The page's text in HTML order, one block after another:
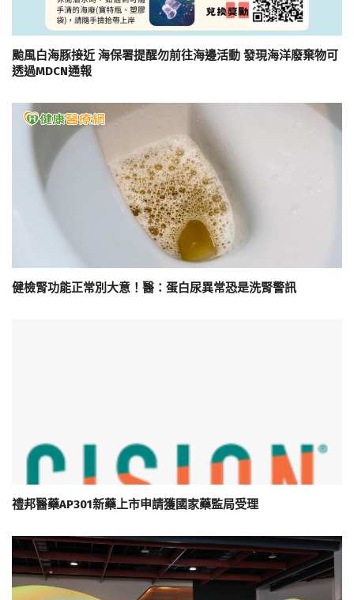
颱風白海豚接近 海保署提醒勿前往海邊活動 發現海洋廢棄物可
透過MDCN通報
健檢腎功能正常別大意！醫：蛋白尿異常恐是洗腎警訊
禮邦醫藥AP301新藥上市申請獲國家藥監局受理